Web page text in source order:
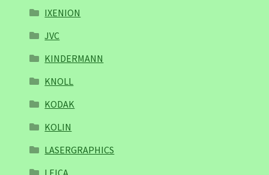
IXENION
JVC
KINDERMANN
KNOLL
KODAK
KOLIN
LASERGRAPHICS